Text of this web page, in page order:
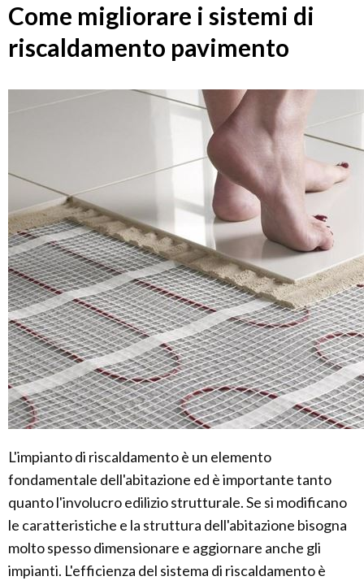
Come migliorare i sistemi di
riscaldamento pavimento
L'impianto di riscaldamento è un elemento
fondamentale dell'abitazione ed è importante tanto
quanto l'involucro edilizio strutturale. Se si modificano
le caratteristiche e la struttura dell'abitazione bisogna
molto spesso dimensionare e aggiornare anche gli
impianti. L'efficienza del sistema di riscaldamento è